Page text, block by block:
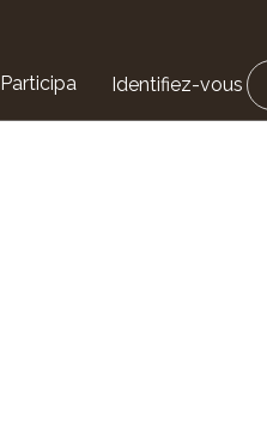
Participa Identifiez-vous